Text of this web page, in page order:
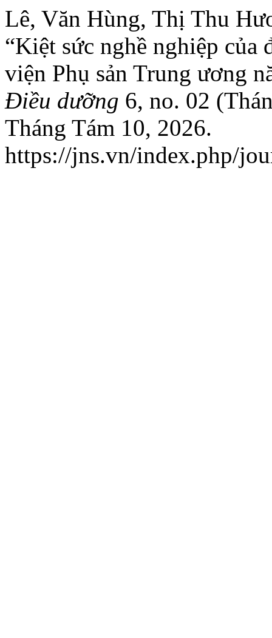
Lê, Văn Hùng, Thị Thu
“Kiệt sức nghề nghiệp của
viện Phụ sản Trung ương
Điều dưỡng 6, no. 02
Tháng Tám 10, 2026.
https://jns.vn/index.php/